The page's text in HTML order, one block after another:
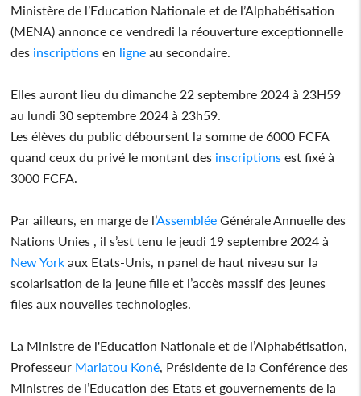
Ministère de l’Education Nationale et de l’Alphabétisation
(MENA) annonce ce vendredi la réouverture exceptionnelle
des inscriptions en ligne au secondaire.
Elles auront lieu du dimanche 22 septembre 2024 à 23H59
au lundi 30 septembre 2024 à 23h59.
Les élèves du public déboursent la somme de 6000 FCFA
quand ceux du privé le montant des inscriptions est fixé à
3000 FCFA.
Par ailleurs, en marge de l’Assemblée Générale Annuelle des
Nations Unies , il s’est tenu le jeudi 19 septembre 2024 à
New York aux Etats-Unis, n panel de haut niveau sur la
scolarisation de la jeune fille et l’accès massif des jeunes
files aux nouvelles technologies.
La Ministre de l'Education Nationale et de l’Alphabétisation,
Professeur Mariatou Koné, Présidente de la Conférence des
Ministres de l’Education des Etats et gouvernements de la